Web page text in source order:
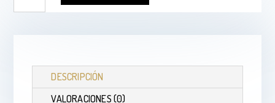
DESCRIPCIÓN
VALORACIONES (0)